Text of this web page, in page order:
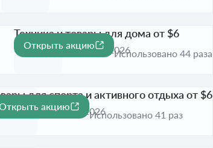
Техника и товары для дома от $6
Активна до 1 сент. 2026
Открыть акцию
Использовано 44 раза
для спорта и активного отдыха от $6
до 1 сент. 2026
акцию
Использовано 41 раз